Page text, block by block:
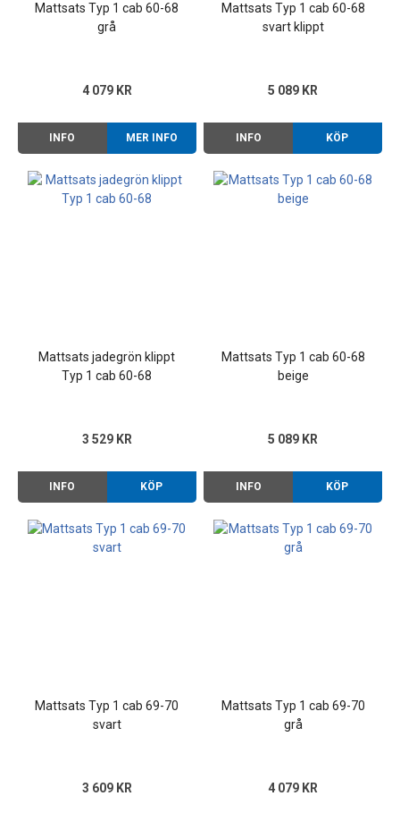
Mattsats Typ 1 cab 60-68
grå
4 079 KR
INFO MER INFO
Mattsats Typ 1 cab 60-68
svart klippt
5 089 KR
INFO KÖP
Mattsats jadegrön klippt
Typ 1 cab 60-68
3 529 KR
INFO KÖP
Mattsats Typ 1 cab 60-68
beige
5 089 KR
INFO KÖP
Mattsats Typ 1 cab 69-70
svart
3 609 KR
Mattsats Typ 1 cab 69-70
grå
4 079 KR